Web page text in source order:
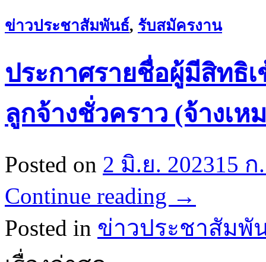
ข่าวประชาสัมพันธ์, รับสมัครงาน
ประกาศรายชื่อผู้มีสิทธิ
ลูกจ้างชั่วคราว (จ้างเห
Posted on 2 มิ.ย. 202315 ก
Continue reading →
Posted in ข่าวประชาสัมพั